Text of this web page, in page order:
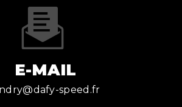
E-MAIL
speed.fr